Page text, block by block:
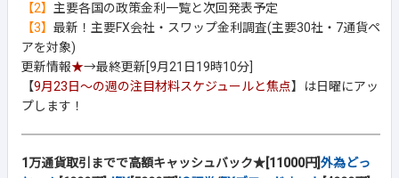
【2】 主要各国の政策金利一覧と次回発表予定
【3】 最新！主要FX会社・スワップ金利調査(主要30社・7通貨ペ
アを対象)
更新情報★→最終更新[9月21日19時10分]
【9月23日～の週の注目材料スケジュールと焦点】は日曜にアッ
プします！
1万通貨取引までで高額キャッシュバック★[11000円]外為どっ